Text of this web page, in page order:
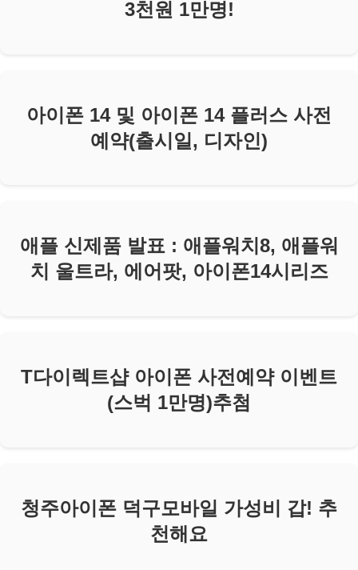
3천원 1만명!
아이폰 14 및 아이폰 14 플러스 사전
예약(출시일, 디자인)
애플 신제품 발표 : 애플워치8, 애플워
치 울트라, 에어팟, 아이폰14시리즈
T다이렉트샵 아이폰 사전예약 이벤트
(스벅 1만명)추첨
청주아이폰 덕구모바일 가성비 갑! 추
천해요